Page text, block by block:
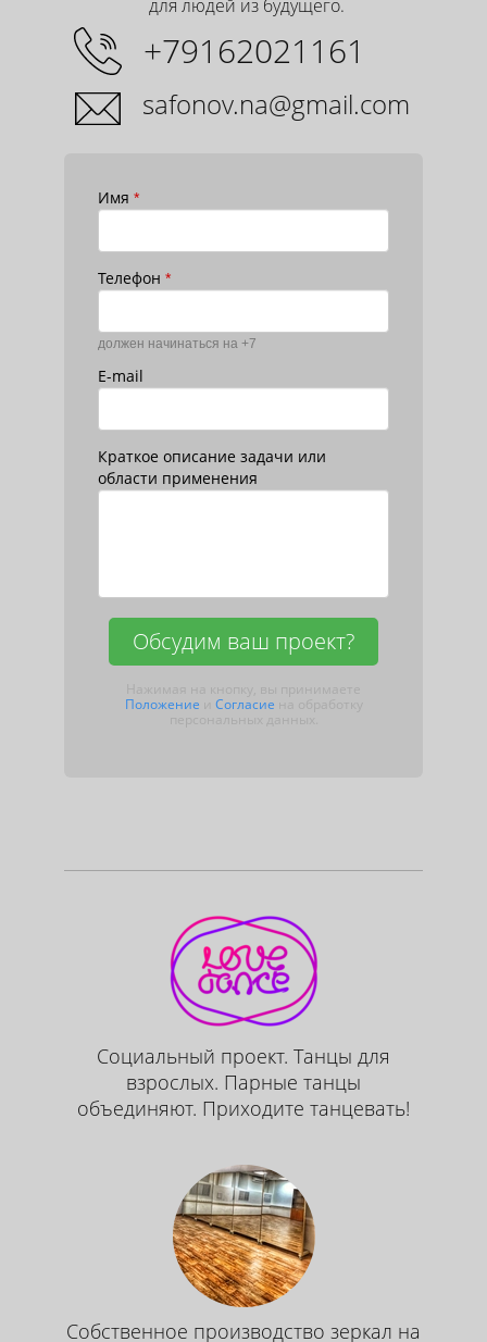
для людей из будущего.
+79162021161
safonov.na@gmail.com
Имя *
Телефон *
должен начинаться на +7
E-mail
Краткое описание задачи или
области применения
Обсудим ваш проект?
Нажимая на кнопку, вы принимаете
Положение и Согласие на обработку
Социальный проект. Танцы для
взрослых. Парные танцы
объединяют. Приходите танцевать!
Собственное производство зеркал на